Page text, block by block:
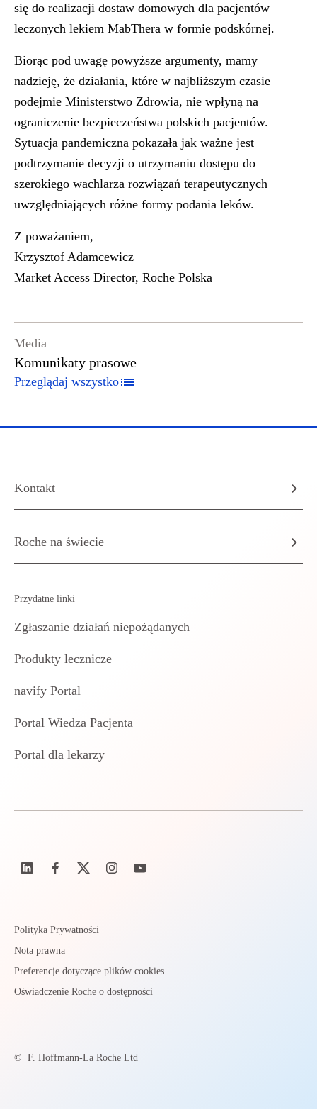
się do realizacji dostaw domowych dla pacjentów
leczonych lekiem MabThera w formie podskórnej.
Biorąc pod uwagę powyższe argumenty, mamy
nadzieję, że działania, które w najbliższym czasie
podejmie Ministerstwo Zdrowia, nie wpłyną na
ograniczenie bezpieczeństwa polskich pacjentów.
Sytuacja pandemiczna pokazała jak ważne jest
podtrzymanie decyzji o utrzymaniu dostępu do
szerokiego wachlarza rozwiązań terapeutycznych
uwzględniających różne formy podania leków.
Z poważaniem,
Krzysztof Adamcewicz
Market Access Director, Roche Polska
Media
Komunikaty prasowe
Przeglądaj wszystko
Kontakt
Roche na świecie
Przydatne linki
Zgłaszanie działań niepożądanych
Produkty lecznicze
navify Portal
Portal Wiedza Pacjenta
Portal dla lekarzy
Polityka Prywatności
Nota prawna
Preferencje dotyczące plików cookies
Oświadczenie Roche o dostępności
© F. Hoffmann-La Roche Ltd